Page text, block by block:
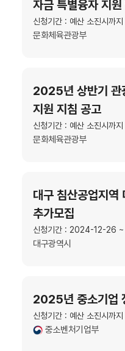
자금 특별융자 지원
신청기간 : 예산 소진시까지
문화체육관광부
2025년 상반기 관
지원 지침 공고
신청기간 : 예산 소진시까지
문화체육관광부
대구 침산공업지역
추가모집
신청기간 : 2024-12-26
대구광역시
2025년 중소기업
신청기간 : 예산 소진시까지
중소벤처기업부